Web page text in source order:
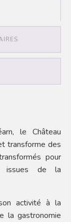
le Château
transforme des
pour
issues de la
activité à la
la gastronomie